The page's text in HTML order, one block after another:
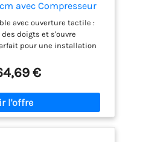
avec Compresseur
BI 28000 Touch
Ouverture Tactile,
Display LED, 2
en Bois
avec ouverture tactile :
doigts et s'ouvre
pour une installation
l'intérieur peut contenir un
avec une température
Compresseur intégré : assure
pour maintenir une
avec une faible
et un niveau sonore
€